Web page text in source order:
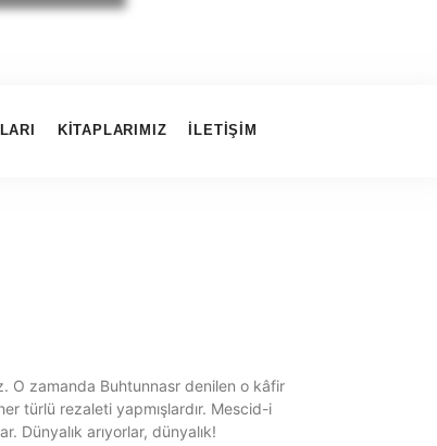
KITAPLARIMIZ İLETIŞIM
O zamanda Buhtunnasr denilen o kâfir
türlü rezaleti yapmışlardır. Mescid-i
Dünyalık arıyorlar, dünyalık!